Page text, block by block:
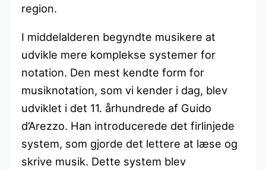
region.
I middelalderen begyndte musikere at
udvikle mere komplekse systemer for
notation. Den mest kendte form for
musiknotation, som vi kender i dag, blev
udviklet i det 11. århundrede af Guido
d’Arezzo. Han introducerede det firlinjede
system, som gjorde det lettere at læse og
skrive musik. Dette system blev